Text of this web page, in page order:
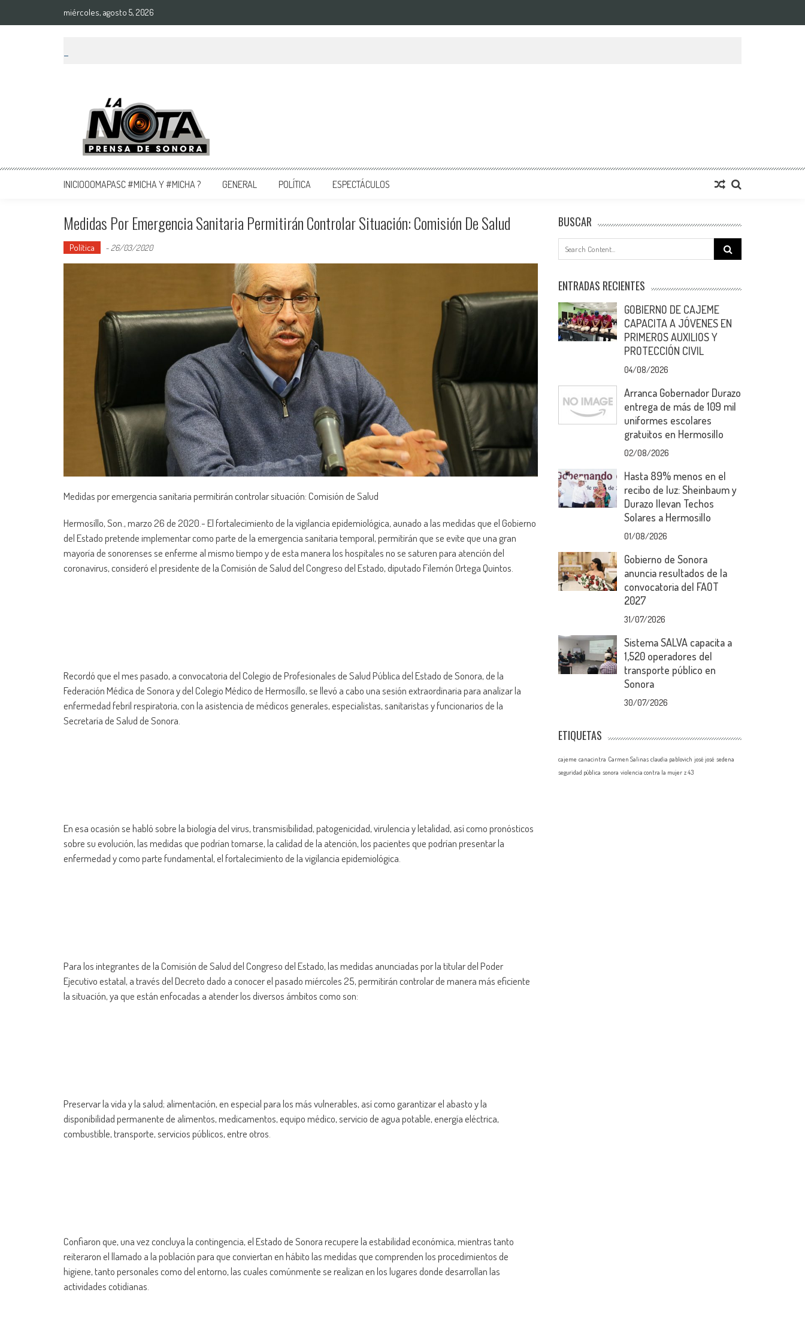
miércoles, agosto 5, 2026
La Nota Prensa De Sonora
Noticias del día
INICIOOOMAPASC #MICHA Y #MICHA ? GENERAL POLÍTICA ESPECTÁCULOS
Medidas Por Emergencia Sanitaria Permitirán Controlar Situación: Comisión De Salud
Política - 26/03/2020
Medidas por emergencia sanitaria permitirán controlar situación: Comisión de Salud
Hermosillo, Son., marzo 26 de 2020.- El fortalecimiento de la vigilancia epidemiológica, aunado a las medidas que el Gobierno
del Estado pretende implementar como parte de la emergencia sanitaria temporal, permitirán que se evite que una gran
mayoría de sonorenses se enferme al mismo tiempo y de esta manera los hospitales no se saturen para atención del
coronavirus, consideró el presidente de la Comisión de Salud del Congreso del Estado, diputado Filemón Ortega Quintos.
Recordó que el mes pasado, a convocatoria del Colegio de Profesionales de Salud Pública del Estado de Sonora, de la
Federación Médica de Sonora y del Colegio Médico de Hermosillo, se llevó a cabo una sesión extraordinaria para analizar la
enfermedad febril respiratoria, con la asistencia de médicos generales, especialistas, sanitaristas y funcionarios de la
Secretaría de Salud de Sonora.
En esa ocasión se habló sobre la biología del virus, transmisibilidad, patogenicidad, virulencia y letalidad, así como pronósticos
sobre su evolución, las medidas que podrían tomarse, la calidad de la atención, los pacientes que podrían presentar la
enfermedad y como parte fundamental, el fortalecimiento de la vigilancia epidemiológica.
Para los integrantes de la Comisión de Salud del Congreso del Estado, las medidas anunciadas por la titular del Poder
Ejecutivo estatal, a través del Decreto dado a conocer el pasado miércoles 25, permitirán controlar de manera más eficiente
la situación, ya que están enfocadas a atender los diversos ámbitos como son:
Preservar la vida y la salud; alimentación, en especial para los más vulnerables, así como garantizar el abasto y la
disponibilidad permanente de alimentos, medicamentos, equipo médico, servicio de agua potable, energía eléctrica,
combustible, transporte, servicios públicos, entre otros.
Confiaron que, una vez concluya la contingencia, el Estado de Sonora recupere la estabilidad económica, mientras tanto
reiteraron el llamado a la población para que conviertan en hábito las medidas que comprenden los procedimientos de
higiene, tanto personales como del entorno, las cuales comúnmente se realizan en los lugares donde desarrollan las
actividades cotidianas.
BUSCAR
Search
for:
ENTRADAS RECIENTES
GOBIERNO DE CAJEME
CAPACITA A JÓVENES EN
PRIMEROS AUXILIOS Y
PROTECCIÓN CIVIL
04/08/2026
Arranca Gobernador Durazo
entrega de más de 109 mil
uniformes escolares
gratuitos en Hermosillo
02/08/2026
Hasta 89% menos en el
recibo de luz: Sheinbaum y
Durazo llevan Techos
Solares a Hermosillo
01/08/2026
Gobierno de Sonora
anuncia resultados de la
convocatoria del FAOT
2027
31/07/2026
Sistema SALVA capacita a
1,520 operadores del
transporte público en
Sonora
30/07/2026
ETIQUETAS
cajeme canacintra Carmen Salinas claudia pablovich josé josé sedena
seguridad pública sonora violencia contra la mujer z 43